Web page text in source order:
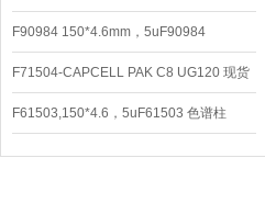
混合校准液
F90984 150*4.6mm，5uF90984
CAPCELL PAK C8 DD （S-5）
F71504-CAPCELL PAK C8 UG120 现货
3600/支
F61503,150*4.6，5uF61503 色谱柱
CAPCELL PAK C18 UG120